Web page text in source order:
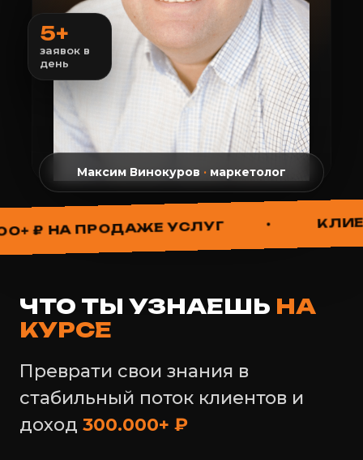
Максим Винокуров · маркетолог
5+
заявок в
день
НА ПРОДАЖЕ УСЛУГ
ЧТО ТЫ УЗНАЕШЬ НА
КУРСЕ
Преврати свои знания в
стабильный поток клиентов и
доход 300.000+ ₽